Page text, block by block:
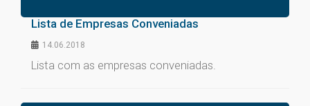
Lista de Empresas Conveniadas
14.06.2018
Lista com as empresas conveniadas.